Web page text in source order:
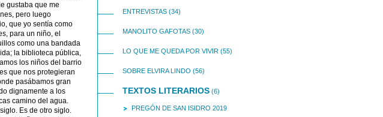
gustaba que me
pero luego
que yo sentía como
para un niño, el
como una bandada
la biblioteca pública,
los niños del barrio
que nos protegieran
pasábamos gran
dignamente a los
camino del agua.
Es de otro siglo.
ENTREVISTAS (34)
MANOLITO GAFOTAS (30)
LO QUE ME QUEDA POR VIVIR (55)
SOBRE ELVIRA LINDO (56)
TEXTOS LITERARIOS (6)
PREGÓN DE SAN ISIDRO 2019